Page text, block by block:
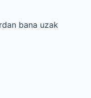
bana uzak